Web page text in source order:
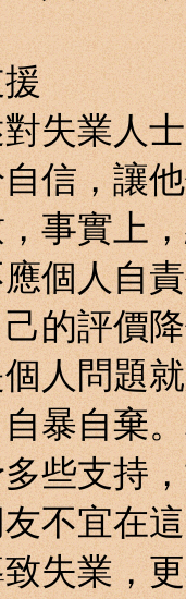
業人士
信，讓
事實上
個人自
的評價
人問題
暴自棄
些支持
不宜在
失業，